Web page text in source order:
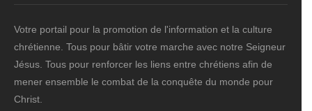
Votre portail pour la promotion de l'information et la culture
chrétienne. Tous pour bâtir votre marche avec notre Seigneur
Jésus. Tous pour renforcer les liens entre chrétiens afin de
mener ensemble le combat de la conquête du monde pour
Christ.